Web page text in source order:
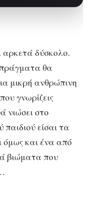
αρκετά δύσκολο.
θα
μικρή ανθρώπινη
γνωρίζεις
νιώσει στο
είσαι τα
όμως και ένα από
βιώματα που